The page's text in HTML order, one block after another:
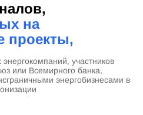
на
проекты,
участников
или Всемирного банка,
энергобизнесами в